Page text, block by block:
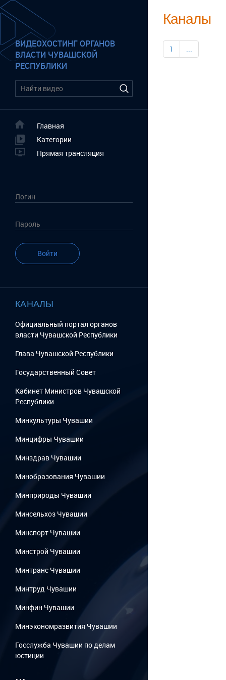
ВИДЕОХОСТИНГ ОРГАНОВ
ВЛАСТИ ЧУВАШСКОЙ
РЕСПУБЛИКИ
Главная
Категории
Прямая трансляция
Войти
КАНАЛЫ
Официальный портал органов
власти Чувашской Республики
Глава Чувашской Республики
Государственный Cовет
Кабинет Министров Чувашской
Республики
Минкультуры Чувашии
Минцифры Чувашии
Минздрав Чувашии
Минобразования Чувашии
Минприроды Чувашии
Минсельхоз Чувашии
Минспорт Чувашии
Минстрой Чувашии
Минтранс Чувашии
Минтруд Чувашии
Минфин Чувашии
Минэкономразвития Чувашии
Госслужба Чувашии по делам
юстиции
...
Каналы
1 ...